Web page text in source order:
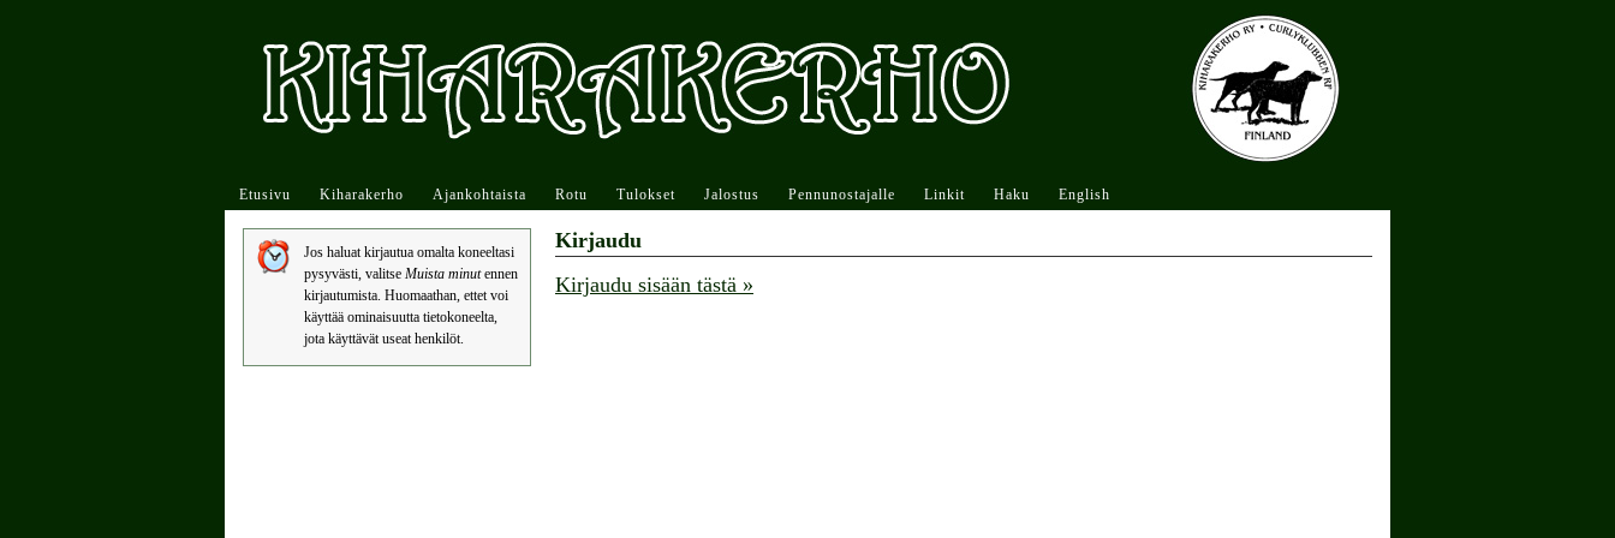
Etusivu Kiharakerho Ajankohtaista Rotu Tulokset Jalostus Pennunostajalle Linkit Haku English
Kirjaudu
Kirjaudu sisään tästä »
Jos haluat kirjautua omalta koneeltasi
pysyvästi, valitse Muista minutennen
kirjautumista. Huomaathan, ettet voi
käyttää ominaisuutta tietokoneelta,
jota käyttävät useat henkilöt.